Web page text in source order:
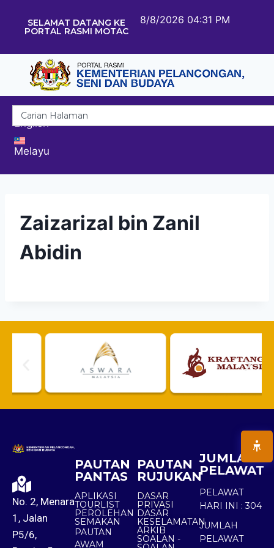
SELAMAT DATANG KE
PORTAL RASMI MOTAC
8/8/2026 04:31 PM
English
Melayu
Zaizarizal bin Zanil
Abidin
No. 2, Menara
1, Jalan
P5/6,
PAUTAN
PANTAS
APLIKASI
TOURLIST
PEROLEHAN
SEMAKAN
PAUTAN
AWAM
PAUTAN
RUJUKAN
DASAR
PRIVASI
DASAR
KESELAMATAN
ARKIB
SOALAN -
JUMLAH
PELAWAT
PELAWAT
HARI INI : 304
JUMLAH
PELAWAT